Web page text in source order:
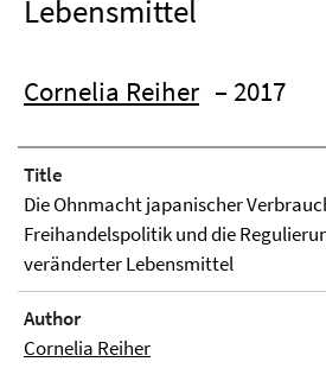
Lebensmittel
Cornelia Reiher – 2017
Title
Die Ohnmacht japanischer
Freihandelspolitik und die
veränderter Lebensmittel
Author
Cornelia Reiher